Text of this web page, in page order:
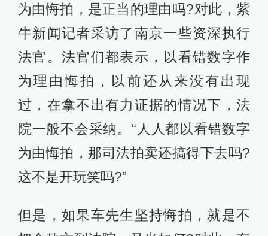
关执行法官告诉紫牛新闻记者，在最
高院于2005年1月1日起实施的拍卖规
则中，当事人如果悔拍，法院会先没
收保证金，然后重新拍卖，重新拍卖
的价格如果少于上次拍卖的价格，当
事人要把差价补齐，还要承担相关费
用损失、原拍卖中的佣金。当事人拒
不补交的，强制执行。但最高院于今
年1月1日起施行的最新网拍规则法释
[2016]18号《关于人民法院网络司法